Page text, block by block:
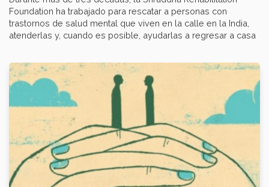
Foundation ha trabajado para rescatar a personas con
trastornos de salud mental que viven en la calle en la India,
atenderlas y, cuando es posible, ayudarlas a regresar a casa